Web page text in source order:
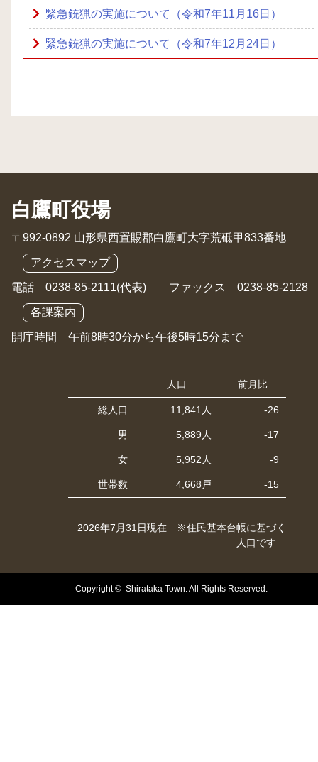
緊急銃猟の実施について（令和7年11月16日）
緊急銃猟の実施について（令和7年12月24日）
白鷹町役場
〒992-0892 山形県西置賜郡白鷹町大字荒砥甲833番地
アクセスマップ
電話 0238-85-2111(代表) ファックス 0238-85-2128
各課案内
開庁時間 午前8時30分から午後5時15分まで
人口 前月比
総人口 11,841人 -26
男 5,889人 -17
女 5,952人 -9
世帯数 4,668戸 -15
2026年7月31日現在 ※住民基本台帳に基づく
人口です
Copyright © Shirataka Town. All Rights Reserved.